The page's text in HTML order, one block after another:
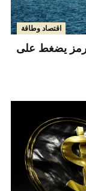
اقتصاد وطاقة
يضغط على